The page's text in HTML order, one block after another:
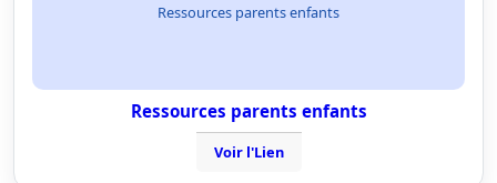
Ressources parents enfants
Ressources parents enfants
Voir l'Lien